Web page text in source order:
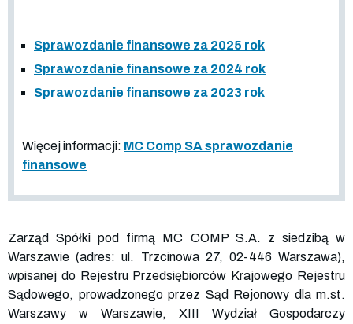
Sprawozdanie finansowe za 2025 rok
Sprawozdanie finansowe za 2024 rok
Sprawozdanie finansowe za 2023 rok
Więcej informacji: MC Comp SA sprawozdanie
finansowe
Zarząd Spółki pod firmą MC COMP S.A. z siedzibą w
Warszawie (adres: ul. Trzcinowa 27, 02-446 Warszawa),
wpisanej do Rejestru Przedsiębiorców Krajowego Rejestru
Sądowego, prowadzonego przez Sąd Rejonowy dla m.st.
Warszawy w Warszawie, XIII Wydział Gospodarczy